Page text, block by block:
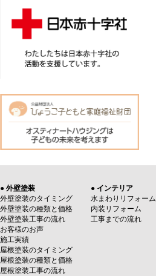
● 外壁塗装
外壁塗装のタイミング
外壁塗装の種類と価格
外壁塗装工事の流れ
お客様のお声
施工実績
屋根塗装のタイミング
屋根塗装の種類と価格
屋根塗装工事の流れ
● インテリア
水まわりリフォーム
内装リフォーム
工事までの流れ